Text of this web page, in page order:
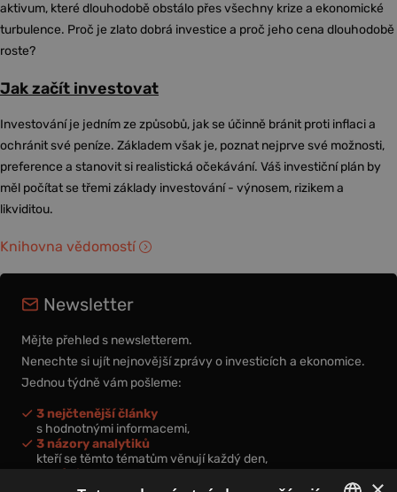
aktivum, které dlouhodobě obstálo přes všechny krize a ekonomické
turbulence. Proč je zlato dobrá investice a proč jeho cena dlouhodobě
roste?
Jak začít investovat
Investování je jedním ze způsobů, jak se účinně bránit proti inflaci a
ochránit své peníze. Základem však je, poznat nejprve své možnosti,
preference a stanovit si realistická očekávání. Váš investiční plán by
měl počítat se třemi základy investování - výnosem, rizikem a
likviditou.
Knihovna vědomostí
Newsletter
Mějte přehled s newsletterem.
Nenechte si ujít nejnovější zprávy o investicích a ekonomice.
Jednou týdně vám pošleme:
3 nejčtenější články
s hodnotnými informacemi,
3 názory analytiků
kteří se těmto tématům věnují každý den,
nová videa a podcasty
k prohloubení vašich znalostí.